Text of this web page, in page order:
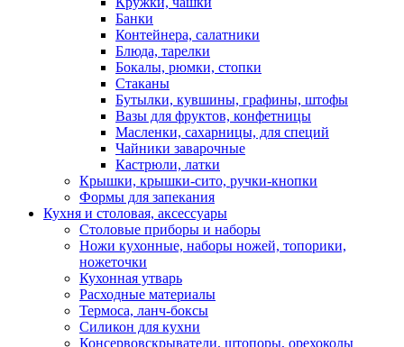
Банки
Контейнера, салатники
Блюда, тарелки
Бокалы, рюмки, стопки
Стаканы
Бутылки, кувшины, графины, штофы
Вазы для фруктов, конфетницы
Масленки, сахарницы, для специй
Чайники заварочные
Кастрюли, латки
Крышки, крышки-сито, ручки-кнопки
Формы для запекания
Кухня и столовая, аксессуары
Столовые приборы и наборы
Ножи кухонные, наборы ножей, топорики,
ножеточки
Кухонная утварь
Расходные материалы
Термоса, ланч-боксы
Силикон для кухни
Консервовскрыватели, штопоры, орехоколы